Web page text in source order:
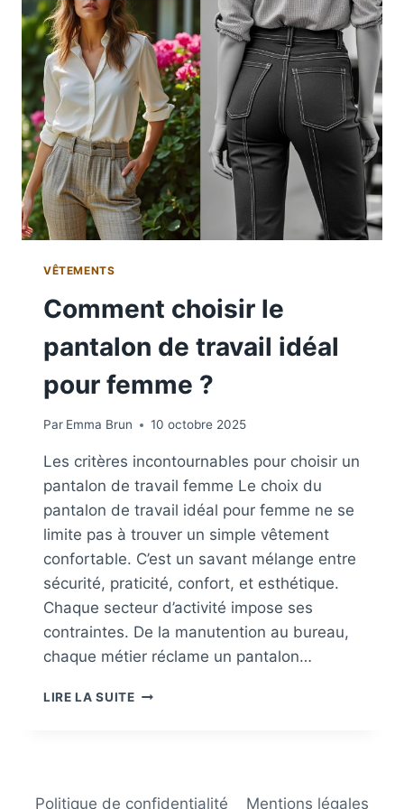
VÊTEMENTS
Comment choisir le
pantalon de travail idéal
pour femme ?
Par Emma Brun 10 octobre 2025
Les critères incontournables pour choisir un
pantalon de travail femme Le choix du
pantalon de travail idéal pour femme ne se
limite pas à trouver un simple vêtement
confortable. C’est un savant mélange entre
sécurité, praticité, confort, et esthétique.
Chaque secteur d’activité impose ses
contraintes. De la manutention au bureau,
chaque métier réclame un pantalon…
LIRE LA SUITECOMMENT
Politique de confidentialité Mentions légales